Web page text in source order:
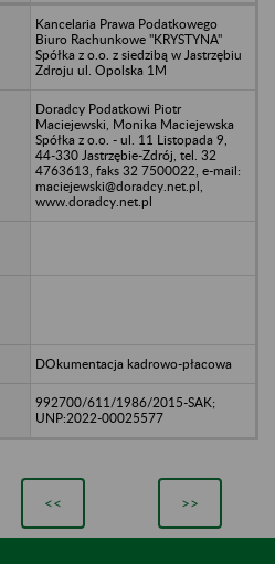
Kancelaria Prawa Podatkowego
Biuro Rachunkowe "KRYSTYNA"
Spółka z o.o. z siedzibą w Jastrzębiu
Zdroju ul. Opolska 1M
Doradcy Podatkowi Piotr
Maciejewski, Monika Maciejewska
Spółka z o.o. - ul. 11 Listopada 9,
44-330 Jastrzębie-Zdrój, tel. 32
4763613, faks 32 7500022, e-mail:
maciejewski@doradcy.net.pl,
www.doradcy.net.pl
DOkumentacja kadrowo-płacowa
992700/611/1986/2015-SAK;
UNP:2022-00025577
<< >>